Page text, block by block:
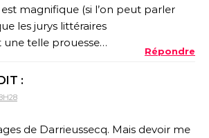
magnifique (si l’on peut parler
les jurys littéraires
telle prouesse…
Répondre
:
de Darrieussecq. Mais devoir me